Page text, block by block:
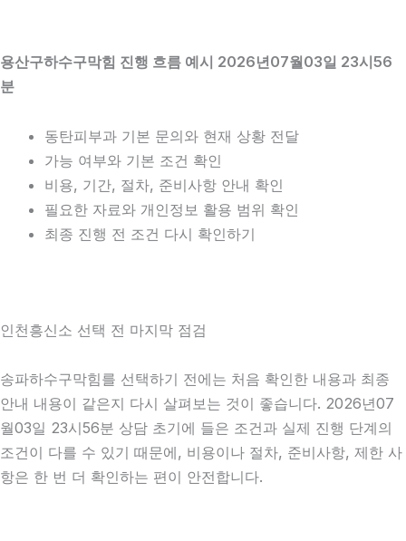
용산구하수구막힘 진행 흐름 예시 2026년07월03일 23시56
분
동탄피부과 기본 문의와 현재 상황 전달
가능 여부와 기본 조건 확인
비용, 기간, 절차, 준비사항 안내 확인
필요한 자료와 개인정보 활용 범위 확인
최종 진행 전 조건 다시 확인하기
인천흥신소 선택 전 마지막 점검
송파하수구막힘를 선택하기 전에는 처음 확인한 내용과 최종
안내 내용이 같은지 다시 살펴보는 것이 좋습니다. 2026년07
월03일 23시56분 상담 초기에 들은 조건과 실제 진행 단계의
조건이 다를 수 있기 때문에, 비용이나 절차, 준비사항, 제한 사
항은 한 번 더 확인하는 편이 안전합니다.